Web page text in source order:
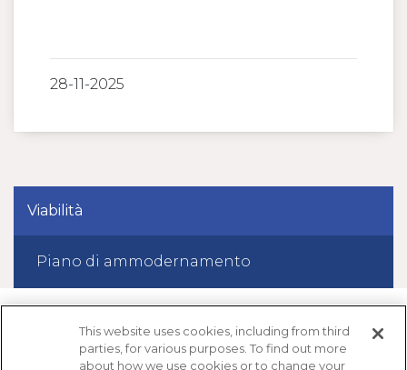
Viabilità
Piano di ammodernamento
28-11-2025
This website uses cookies, including from third
parties, for various purposes. To find out more
about how we use cookies or to change your